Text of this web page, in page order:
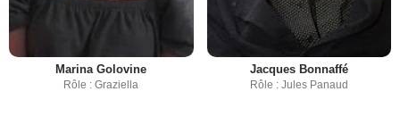
Marina Golovine
Rôle : Graziella
Jacques Bonnaffé
Rôle : Jules Panaud